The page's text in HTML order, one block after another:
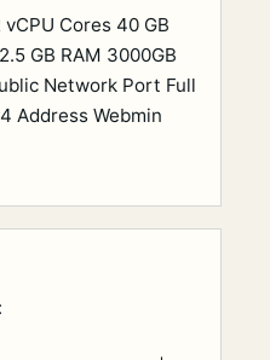
Cores 40 GB
GB RAM 3000GB
Network Port Full
Address Webmin